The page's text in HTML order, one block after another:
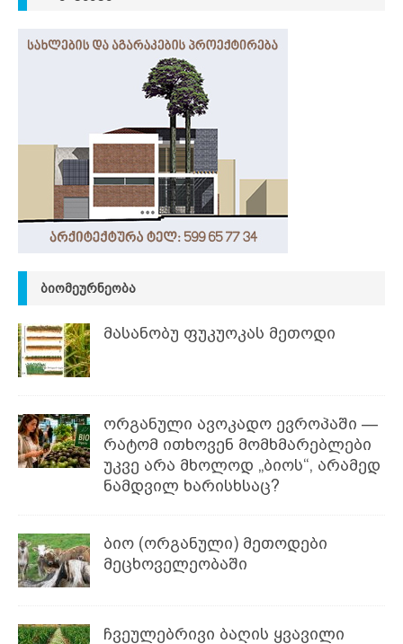
ᲑᲘᲝᲛᲔᲣᲠᲜᲔᲝᲑᲐ
მასანობუ ფუკუოკას მეთოდი
ორგანული ავოკადო ევროპაში —
რატომ ითხოვენ მომხმარებლები
უკვე არა მხოლოდ „ბიოს“, არამედ
ნამდვილ ხარისხსაც?
ბიო (ორგანული) მეთოდები
მეცხოველეობაში
ჩვეულებრივი ბაღის ყვავილი